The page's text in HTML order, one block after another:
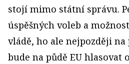
stojí mimo státní správu.
úspěšných voleb a
vládě, ho ale nejpozději na
bude na půdě EU hlasovat